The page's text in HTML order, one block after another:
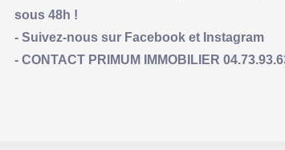
sous 48h !
- Suivez-nous sur Facebook et Instagram
- CONTACT PRIMUM IMMOBILIER